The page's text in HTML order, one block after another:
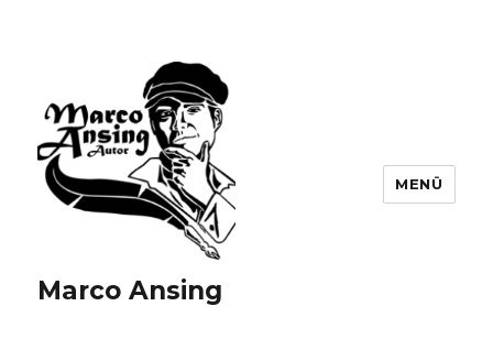
Marco Ansing
MENÜ